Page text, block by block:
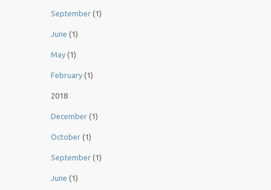
September (1)
June (1)
May (1)
February (1)
2018
December (1)
October (1)
September (1)
June (1)